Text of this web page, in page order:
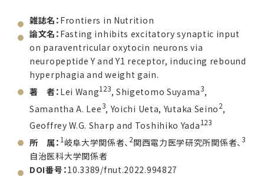
雑誌名： Frontiers in Nutrition
論文名： Fasting inhibits excitatory synaptic input
on paraventricular oxytocin neurons via
neuropeptide Y and Y1 receptor, inducing rebound
hyperphagia and weight gain.
著 者： Lei Wang123, Shigetomo Suyama3,
Samantha A. Lee3, Yoichi Ueta, Yutaka Seino2,
Geoffrey W.G. Sharp and Toshihiko Yada123
所 属： 1 岐阜大学関係者、 2関西電力医学研究所関係者、 3
自治医科大学関係者
DOI番号：10.3389/fnut.2022.994827